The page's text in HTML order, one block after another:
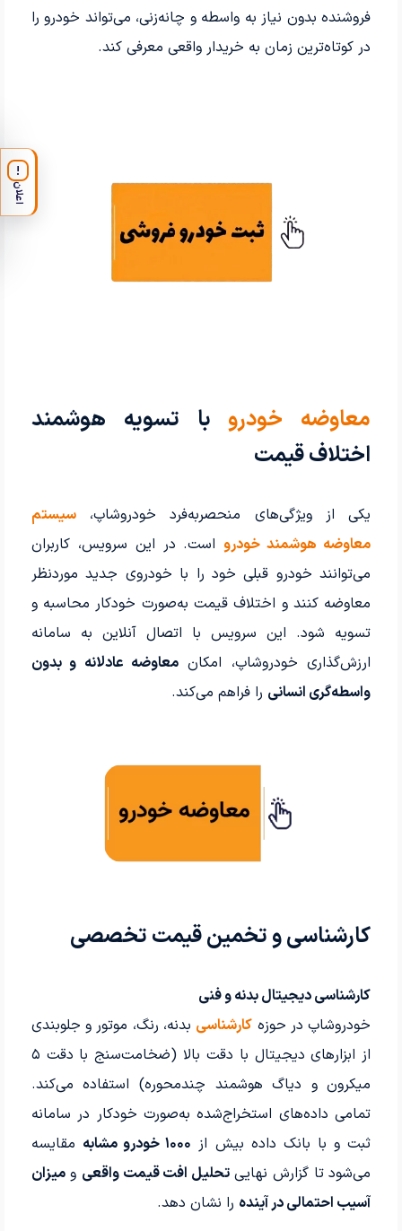
فروشنده بدون نیاز به واسطه و چانه‌زنی، می‌تواند خودرو را
در کوتاه‌ترین زمان به خریدار واقعی معرفی کند.
معاوضه خودروبا تسویه هوشمند
اختلاف قیمت
یکی از ویژگی‌های منحصربه‌فرد خودروشاپ،سیستم
معاوضه هوشمند خودرو است. در این سرویس، کاربران
می‌توانند خودرو قبلی خود را با خودروی جدید موردنظر
معاوضه کنند و اختلاف قیمت به‌صورت خودکار محاسبه و
تسویه شود. این سرویس با اتصال آنلاین به سامانه
ارزش‌گذاری خودروشاپ، امکان معاوضه عادلانه و بدون
واسطه‌گری انسانی را فراهم می‌کند.
کارشناسی و تخمین قیمت تخصصی
کارشناسی دیجیتال بدنه و فنی
خودروشاپ در حوزه کارشناسی بدنه، رنگ، موتور و جلوبندی
از ابزارهای دیجیتال با دقت بالا (ضخامت‌سنج با دقت ۵
میکرون و دیاگ هوشمند چندمحوره) استفاده می‌کند.
تمامی داده‌های استخراج‌شده به‌صورت خودکار در سامانه
ثبت و با بانک داده بیش از ۱۰۰۰ خودرو مشابه
مقایسه
می‌شود تا گزارش نهاییتحلیل افت قیمت واقعی ومیزان
آسیب احتمالی در آینده را نشان دهد.
!
اعلان